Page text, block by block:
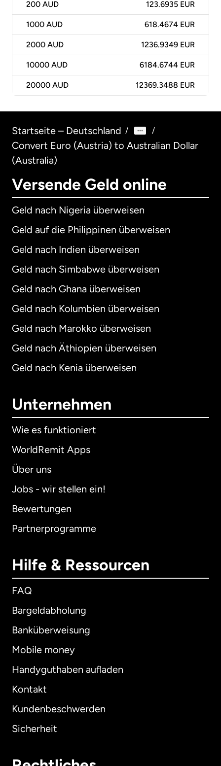
200 AUD 123.6935 EUR
1000 AUD 618.4674 EUR
2000 AUD 1236.9349 EUR
10000 AUD 6184.6744 EUR
20000 AUD 12369.3488 EUR
Startseite – Deutschland / /
Convert Euro (Austria) to Australian Dollar
(Australia)
Versende Geld online
Geld nach Nigeria überweisen
Geld auf die Philippinen überweisen
Geld nach Indien überweisen
Geld nach Simbabwe überweisen
Geld nach Ghana überweisen
Geld nach Kolumbien überweisen
Geld nach Marokko überweisen
Geld nach Äthiopien überweisen
Geld nach Kenia überweisen
Unternehmen
Wie es funktioniert
WorldRemit Apps
Über uns
Jobs - wir stellen ein!
Bewertungen
Partnerprogramme
Hilfe & Ressourcen
FAQ
Bargeldabholung
Banküberweisung
Mobile money
Handyguthaben aufladen
Kontakt
Kundenbeschwerden
Sicherheit